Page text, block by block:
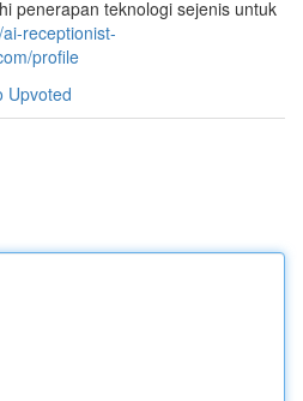
penerapan teknologi sejenis untuk
receptionist-
profile
Upvoted